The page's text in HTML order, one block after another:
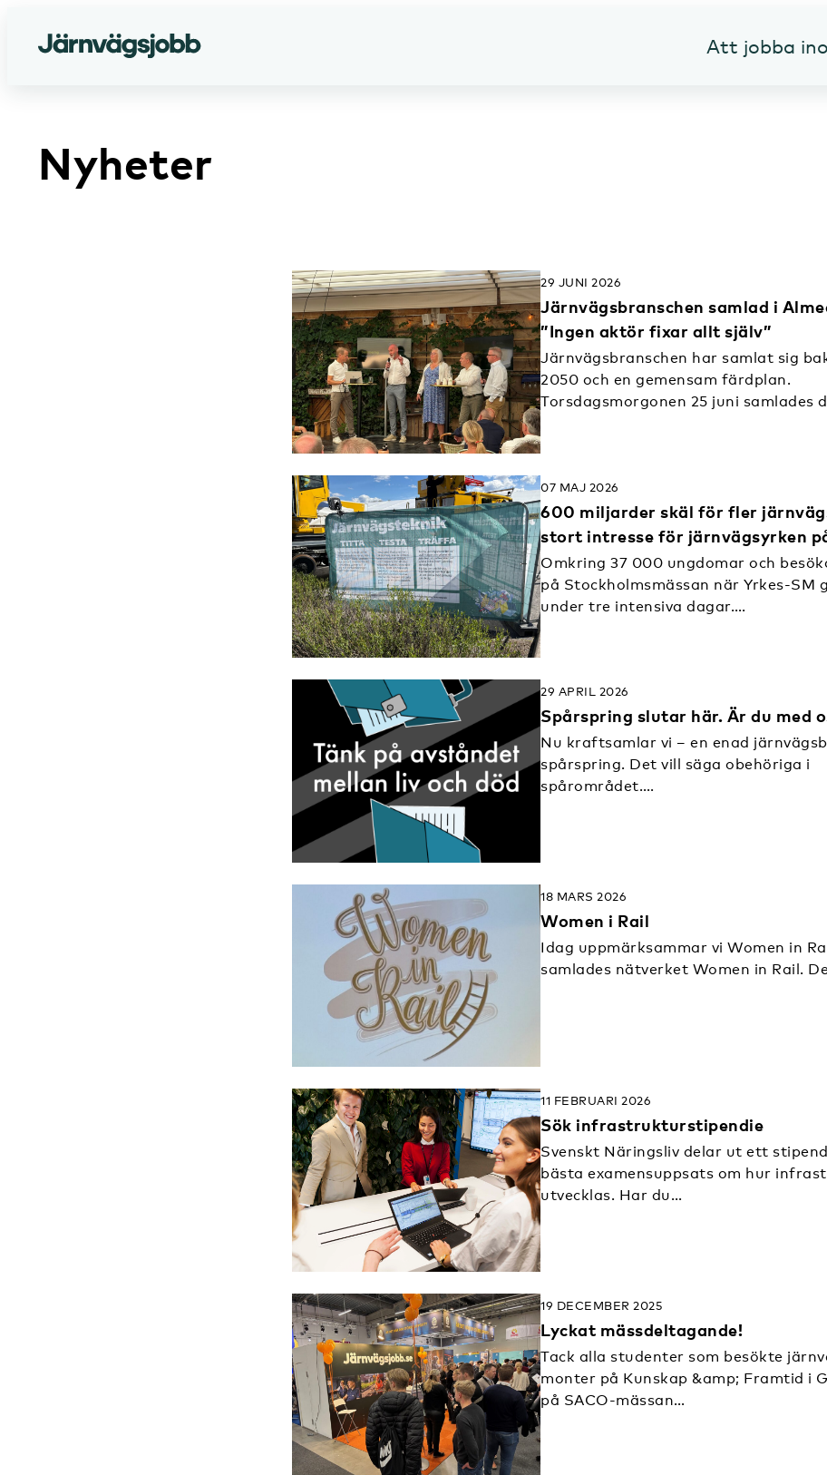
Att jobba
Nyheter
29 JUNI 2026
Järnvägsbranschen samlad i
”Ingen aktör fixar allt själv”
Järnvägsbranschen har samlat sig
2050 och en gemensam färdplan.
Torsdagsmorgonen 25 juni samlades
07 MAJ 2026
600 miljarder skäl för fler
stort intresse för järnvägsyrken
Omkring 37 000 ungdomar och
på Stockholmsmässan när Yrkes-SM
under tre intensiva dagar….
29 APRIL 2026
Spårspring slutar här. Är du med
Nu kraftsamlar vi – en enad
spårspring. Det vill säga obehöriga i
spårområdet….
18 MARS 2026
Women i Rail
Idag uppmärksammar vi Women in
samlades nätverket Women in Rail.
11 FEBRUARI 2026
Sök infrastrukturstipendie
Svenskt Näringsliv delar ut ett
bästa examensuppsats om hur
utvecklas. Har du…
19 DECEMBER 2025
Lyckat mässdeltagande!
Tack alla studenter som besökte
monter på Kunskap &amp; Framtid i
på SACO-mässan…